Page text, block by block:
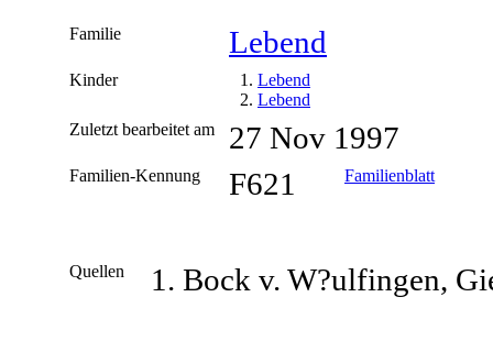
Familie Lebend
Kinder 1. Lebend
2. Lebend
Zuletzt bearbeitet am
27 Nov 1997
Familien-Kennung F621 Familienblatt
Quellen Bock v. W?ulfingen,